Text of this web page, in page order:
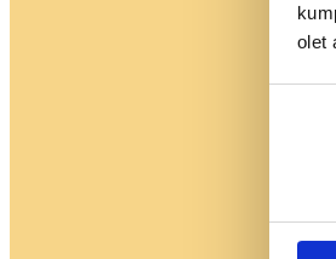
olet